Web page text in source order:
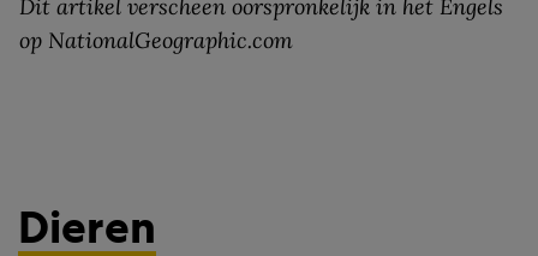
Dit artikel verscheen oorspronkelijk in het Engels
op NationalGeographic.com
Dieren